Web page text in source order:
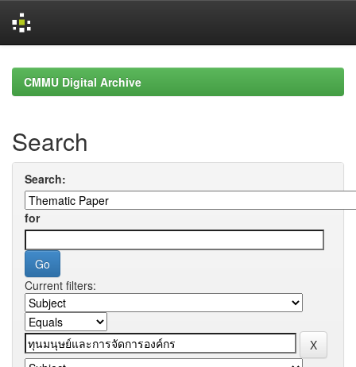
navigationCMMU Digital Archive
Search
Search:
for
Current filters: